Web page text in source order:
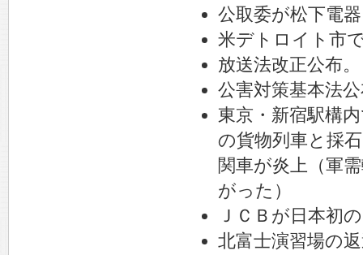
公取委が松下電
米デトロイト市
放送法改正公布
公害対策基本法
東京・新宿駅構
の貨物列車と採
関車が炎上（軍
がった）
ＪＣＢが日本初
北富士演習場の